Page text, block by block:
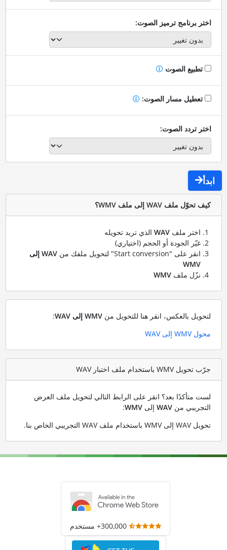
اختر برنامج ترميز الصوت:
تطبيع الصوت
تعطيل مسار الصوت:
اختر تردد الصوت:
ابدأ
كيف تحوّل ملف WAV إلى ملف WMV؟
اختر ملف WAVالذي تريد تحويله
غيّر الجودة أو الحجم (اختياري)
انقر على "Start conversion" لتحويل ملفك من
WAV إلى
WMV
نزّل ملف WMV
لتحويل بالعكس، انقر هنا للتحويل من WMV إلى WAV
:
محول WMV إلى WAV
جرّب تحويل WMV باستخدام ملف اختبار WAV
لست متأكدًا بعد؟ انقر على الرابط التالي لتحويل ملف العرض
التجريبي من WAVإلى WMV
:
تحويل WAV إلى WMV باستخدام ملف WAV التجريبي الخاص بنا
.
300,000+ مستخدم